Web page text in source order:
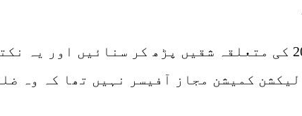
سردار لطیف کھوسہ نے الیکشن ایکٹ 2017 کی متعلقہ شقیں
کمیشن مجاز آفیسر نہیں تھا کہ وہ